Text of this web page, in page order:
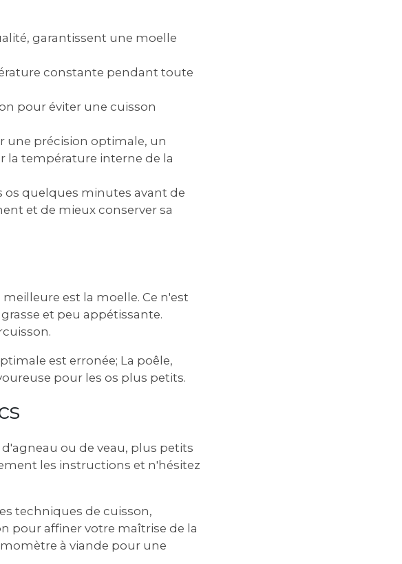
garantissent une moelle
constante pendant toute
pour éviter une cuisson
une précision optimale‚ un
la température interne de la
os quelques minutes avant de
et de mieux conserver sa
est la moelle. Ce n'est
et peu appétissante.
est erronée; La poêle‚
pour les os plus petits.
ou de veau‚ plus petits
les instructions et n'hésitez
techniques de cuisson‚
pour affiner votre maîtrise de la
à viande pour une